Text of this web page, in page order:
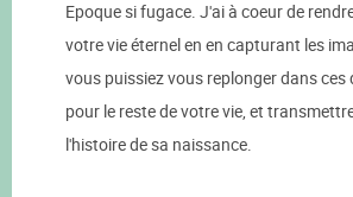
Epoque si fugace. J'ai à coeur de
votre vie éternel en en capturant les
vous puissiez vous replonger dans
pour le reste de votre vie, et
l'histoire de sa naissance.